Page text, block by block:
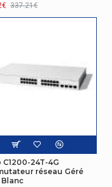
337.21€
C1200-24T-4G
réseau Géré
Blanc